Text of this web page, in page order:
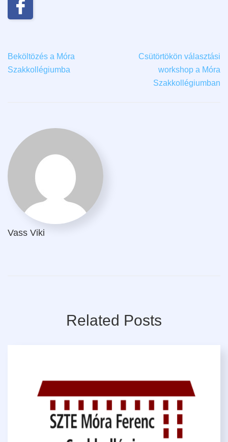
Beköltözés a Móra
Szakkollégiumba
Csütörtökön választási
workshop a Móra
Szakkollégiumban
Vass Viki
Related Posts